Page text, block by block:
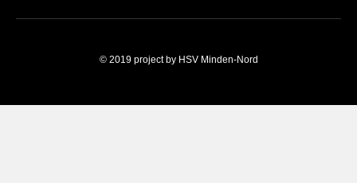
© 2019 project by HSV Minden-Nord